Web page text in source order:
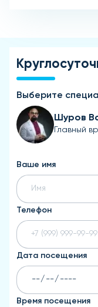
Выберите
Шуров
Главный
Ваше имя
Телефон
Дата посещения
Время посещения